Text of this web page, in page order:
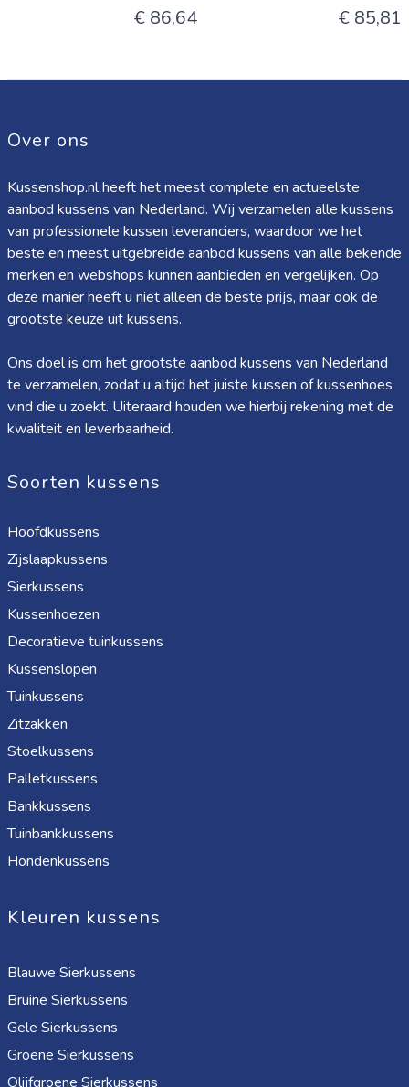
€ 86,64 € 85,81
Over ons
Kussenshop.nl heeft het meest complete en actueelste
aanbod kussens van Nederland. Wij verzamelen alle kussens
van professionele kussen leveranciers, waardoor we het
beste en meest uitgebreide aanbod kussens van alle bekende
merken en webshops kunnen aanbieden en vergelijken. Op
deze manier heeft u niet alleen de beste prijs, maar ook de
grootste keuze uit kussens.
Ons doel is om het grootste aanbod kussens van Nederland
te verzamelen, zodat u altijd het juiste kussen of kussenhoes
vind die u zoekt. Uiteraard houden we hierbij rekening met de
kwaliteit en leverbaarheid.
Soorten kussens
Hoofdkussens
Zijslaapkussens
Sierkussens
Kussenhoezen
Decoratieve tuinkussens
Kussenslopen
Tuinkussens
Zitzakken
Stoelkussens
Palletkussens
Bankkussens
Tuinbankkussens
Hondenkussens
Kleuren kussens
Blauwe Sierkussens
Bruine Sierkussens
Gele Sierkussens
Groene Sierkussens
Olijfgroene Sierkussens